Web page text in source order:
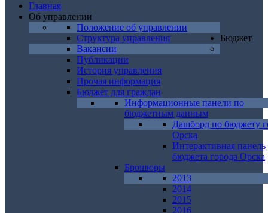
Главная
Об управлении
Положение об управлении
Структура управления
Вакансии
Публикации
История управления
Прочая информация
Бюджет
Бюджет для граждан
Информационные панели по
бюджетным данным
Дашборд по бюджету
Орска
Интерактивная панель
бюджета города Орска
Брошюры
2013
2014
2015
2016